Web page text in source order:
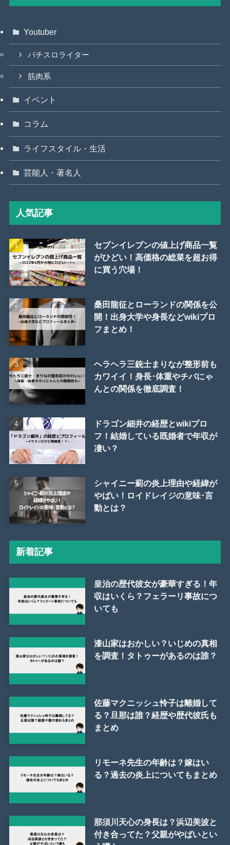
Youtuber
パチスロライター
筋肉系
イベント
コラム
ライフスタイル・生活
芸能人・著名人
人気記事
セブンイレブンの値上げ商品一覧
がひどい！高価格の総菜を超お得
に買う穴場！
桑田龍征とローランドの関係を公
開！出身大学や身長などwikiプロ
フまとめ！
ヘラヘラ三銃士まりなが整形前も
カワイイ！身長･体重やチバにゃ
んとの関係を徹底調査！
ドラゴン細井の経歴とwikiプロ
フ！結婚している既婚者で年収が
凄い？
シャイニー薊の炎上理由や経緯が
やばい！ロイドレイジの意味･言
動とは？
新着記事
皇治の歴代彼女が豪華すぎる！年
収はいくら？フェラーリ事故につ
いても
漆山家はおかしい？いじめの真相
を調査！タトゥーがあるのは誰？
佐藤マクニッシュ怜子は離婚して
る？旦那は誰？経歴や歴代彼氏も
まとめ
リモーネ先生の年齢は？嫁はい
る？過去の炎上についてもまとめ
那須川天心の身長は？浜辺美波と
付き合ってた？父親がやばいとい